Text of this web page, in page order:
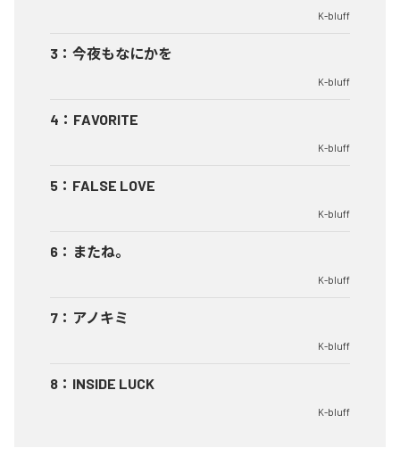
K-bluff
3 ： 今夜もなにかを
K-bluff
4 ： FAVORITE
K-bluff
5 ： FALSE LOVE
K-bluff
6 ： またね。
K-bluff
7 ： アノキミ
K-bluff
8 ： INSIDE LUCK
K-bluff